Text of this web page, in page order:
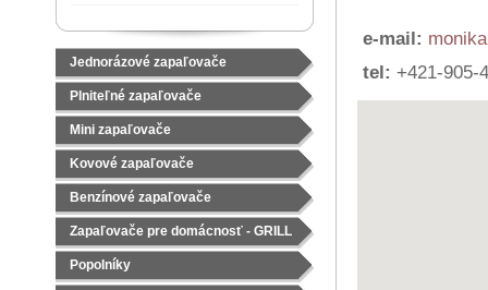
Jednorázové zapaľovače
Plniteľné zapaľovače
Mini zapaľovače
Kovové zapaľovače
Benzínové zapaľovače
Zapaľovače pre domácnosť - GRILL
Popolníky
e-mail:
tel: +421-905-